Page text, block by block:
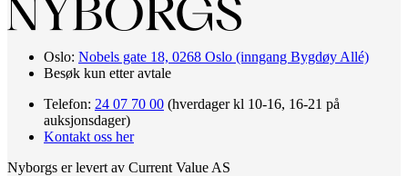
Oslo: Nobels gate 18, 0268 Oslo (inngang Bygdøy Allé)
Besøk kun etter avtale
Telefon: 24 07 70 00 (hverdager kl 10-16, 16-21 på
auksjonsdager)
Kontakt oss her
Nyborgs er levert av Current Value AS